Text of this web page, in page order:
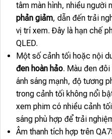
tâm màn hình, nhiều người
phản giảm, dẫn đến trải
vị trí xem. Đây là hạn chế
QLED.
Một số cảnh tối hoặc nội
đen hoàn hảo. Màu đen
ánh sáng mạnh, độ tương
trong cảnh tối không nổi
xem phim có nhiều cảnh
sáng phù hợp để trải
Âm thanh tích hợp trên